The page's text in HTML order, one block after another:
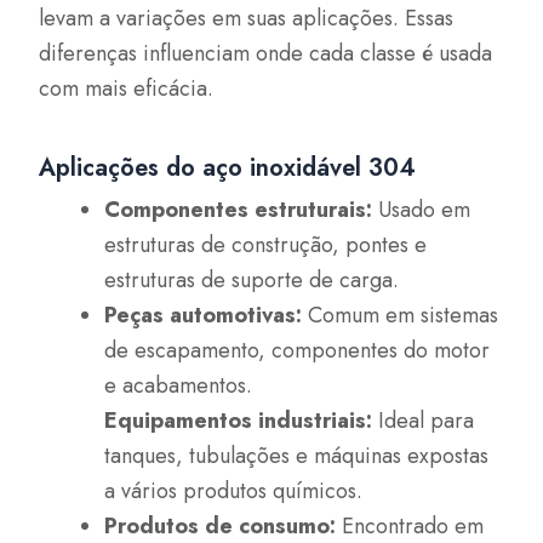
levam a variações em suas aplicações. Essas
diferenças influenciam onde cada classe é usada
com mais eficácia.
Aplicações do aço inoxidável 304
Componentes estruturais: Usado em
estruturas de construção, pontes e
estruturas de suporte de carga.
Peças automotivas: Comum em sistemas
de escapamento, componentes do motor
e acabamentos.
Equipamentos industriais: Ideal para
tanques, tubulações e máquinas expostas
a vários produtos químicos.
Produtos de consumo: Encontrado em